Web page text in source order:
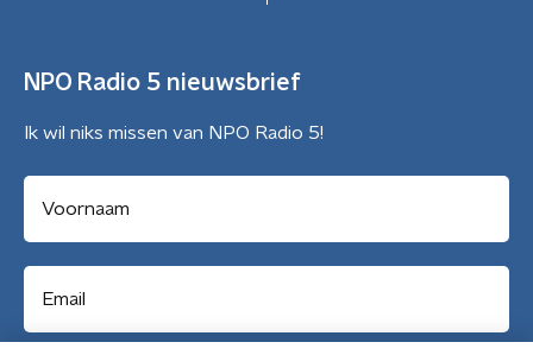
NPO Radio 5 nieuwsbrief
Ik wil niks missen van NPO Radio 5!